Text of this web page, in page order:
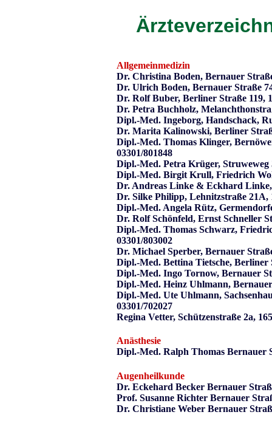
Allgemeinmedizin
Dr. Christina Boden, Bernauer
Dr. Ulrich Boden, Bernauer Straße
Dr. Rolf Buber, Berliner Straße 119,
Dr. Petra Buchholz,
Dipl.-Med. Ingeborg, Handschack,
Dr. Marita Kalinowski, Berliner
Dipl.-Med. Thomas Klinger,
03301/801848
Dipl.-Med. Petra Krüger, Struweweg
Dipl.-Med. Birgit Krull, Friedrich
Dr. Andreas Linke & Eckhard Linke,
Dr. Silke Philipp, Lehnitzstraße 21A,
Dipl.-Med. Angela Rütz,
Dr. Rolf Schönfeld, Ernst Schneller
Dipl.-Med. Thomas Schwarz,
03301/803002
Dr. Michael Sperber, Bernauer
Dipl.-Med. Bettina Tietsche, Berliner
Dipl.-Med. Ingo Tornow, Bernauer
Dipl.-Med. Heinz Uhlmann,
Dipl.-Med. Ute Uhlmann,
03301/702027
Regina Vetter, Schützenstraße 2a,
Anästhesie
Dipl.-Med. Ralph Thomas Bernauer
Augenheilkunde
Dr. Eckehard Becker Bernauer
Prof. Susanne Richter Bernauer
Dr. Christiane Weber Bernauer